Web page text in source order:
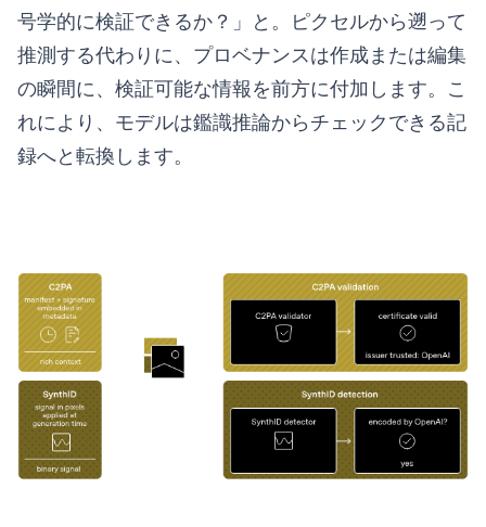
号学的に検証できるか？」と。ピクセルから遡って
推測する代わりに、プロベナンスは作成または編集
の瞬間に、検証可能な情報を前方に付加します。こ
れにより、モデルは鑑識推論からチェックできる記
録へと転換します。